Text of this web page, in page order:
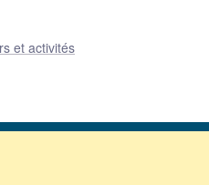
et activités